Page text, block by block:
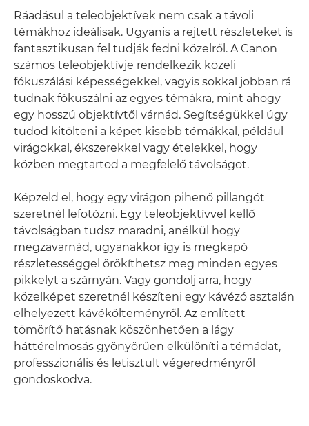
Ráadásul a teleobjektívek nem csak a távoli
témákhoz ideálisak. Ugyanis a rejtett részleteket is
fantasztikusan fel tudják fedni közelről. A Canon
számos teleobjektívje rendelkezik közeli
fókuszálási képességekkel, vagyis sokkal jobban rá
tudnak fókuszálni az egyes témákra, mint ahogy
egy hosszú objektívtől várnád. Segítségükkel úgy
tudod kitölteni a képet kisebb témákkal, például
virágokkal, ékszerekkel vagy ételekkel, hogy
közben megtartod a megfelelő távolságot.
Képzeld el, hogy egy virágon pihenő pillangót
szeretnél lefotózni. Egy teleobjektívvel kellő
távolságban tudsz maradni, anélkül hogy
megzavarnád, ugyanakkor így is megkapó
részletességgel örökíthetsz meg minden egyes
pikkelyt a szárnyán. Vagy gondolj arra, hogy
közelképet szeretnél készíteni egy kávézó asztalán
elhelyezett kávékölteményről. Az említett
tömörítő hatásnak köszönhetően a lágy
háttérelmosás gyönyörűen elkülöníti a témádat,
professzionális és letisztult végeredményről
gondoskodva.